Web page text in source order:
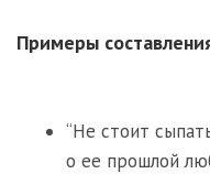
Примеры
“Не стоит
о ее прошлой